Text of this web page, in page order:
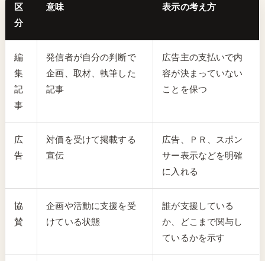
区
分
意味 表示の考え方
編
集
記
事
発信者が自分の判断で
企画、取材、執筆した
記事
広告主の支払いで内
容が決まっていない
ことを保つ
広
告
対価を受けて掲載する
宣伝
広告、ＰＲ、スポン
サー表示などを明確
に入れる
協
賛
企画や活動に支援を受
けている状態
誰が支援している
か、どこまで関与し
ているかを示す